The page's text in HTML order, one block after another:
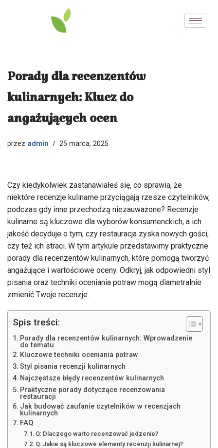
Porady dla recenzentów
kulinarnych: Klucz do
angażujących ocen
przez admin 25 marca, 2025
Czy kiedykolwiek zastanawiałeś się, co sprawia, że
niektóre recenzje kulinarne przyciągają rzesze czytelników,
podczas gdy inne przechodzą niezauważone? Recenzje
kulinarne są kluczowe dla wyborów konsumenckich, a ich
jakość decyduje o tym, czy restauracja zyska nowych gości,
czy też ich straci. W tym artykule przedstawimy praktyczne
porady dla recenzentów kulinarnych, które pomogą tworzyć
angażujące i wartościowe oceny. Odkryj, jak odpowiedni styl
pisania oraz techniki oceniania potraw mogą diametralnie
zmienić Twoje recenzje.
Spis treści:
Porady dla recenzentów kulinarnych: Wprowadzenie
do tematu
Kluczowe techniki oceniania potraw
Styl pisania recenzji kulinarnych
Najczęstsze błędy recenzentów kulinarnych
Praktyczne porady dotyczące recenzowania
restauracji
Jak budować zaufanie czytelników w recenzjach
kulinarnych
FAQ
Q: Dlaczego warto recenzować jedzenie?
Q: Jakie są kluczowe elementy recenzji kulinarnej?